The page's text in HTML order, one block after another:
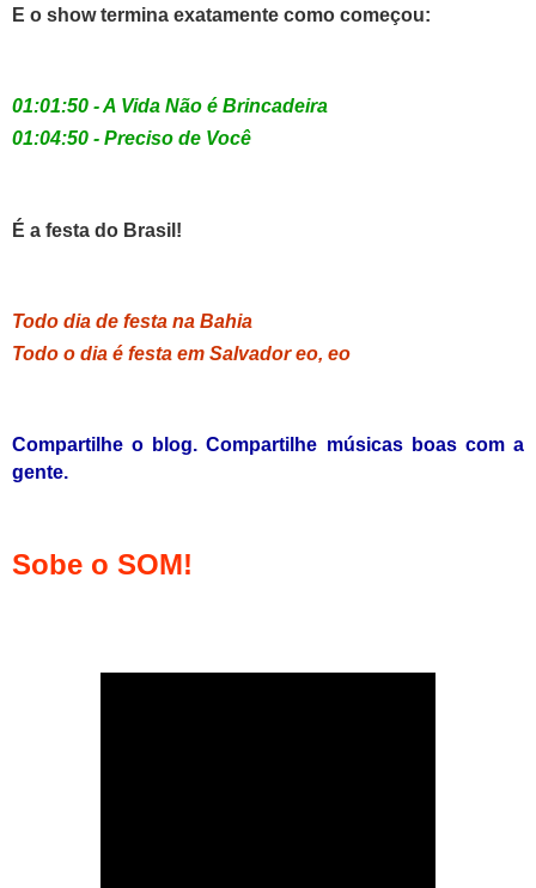
E o show termina exatamente como começou:
01:01:50 - A Vida Não é Brincadeira
01:04:50 - Preciso de Você
É a festa do Brasil!
Todo dia de festa na Bahia
Todo o dia é festa em Salvador eo, eo
Compartilhe o blog. Compartilhe músicas boas com a
gente.
Sobe o SOM!